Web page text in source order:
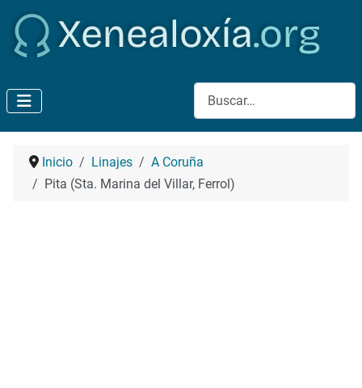
Buscar
Inicio Linajes
A Coruña
Pita (Sta. Marina del Villar, Ferrol)